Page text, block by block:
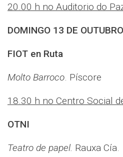
20.00 h no Auditorio do
DOMINGO 13 DE OUTUBRO
FIOT en Ruta
Molto Barroco. Píscore
18.30 h no Centro Social
OTNI
Teatro de papel. Rauxa Cía.